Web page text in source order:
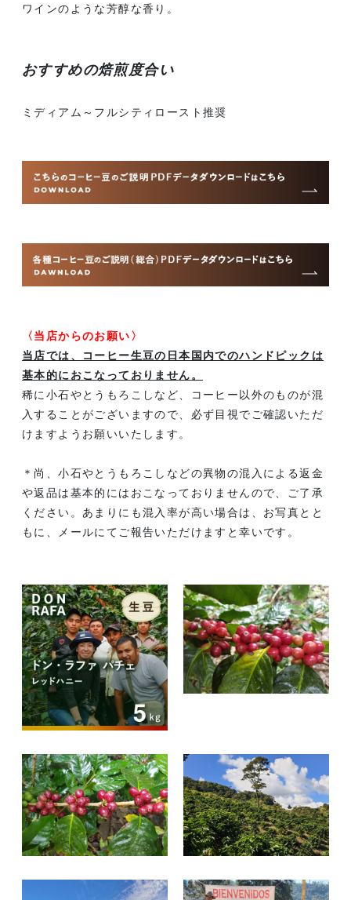
ワインのような芳醇な香り。
おすすめの焙煎度合い
ミディアム～フルシティロースト推奨
〈当店からのお願い〉
当店では、コーヒー生豆の日本国内でのハンドピックは
基本的におこなっておりません。
稀に小石やとうもろこしなど、コーヒー以外のものが混
入することがございますので、必ず目視でご確認いただ
けますようお願いいたします。
＊尚、小石やとうもろこしなどの異物の混入による返金
や返品は基本的にはおこなっておりませんので、ご了承
ください。あまりにも混入率が高い場合は、お写真とと
もに、メールにてご報告いただけますと幸いです。